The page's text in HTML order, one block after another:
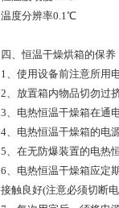
温度分辨率0.1℃
四、恒温干燥烘箱的保养
1、使用设备前注意所用
2、放置箱内物品切勿过
3、电热恒温干燥箱在通
4、电热恒温干燥箱的电
5、在无防爆装置的电热
6、电热恒温干燥箱应定
接触良好(注意必须切断